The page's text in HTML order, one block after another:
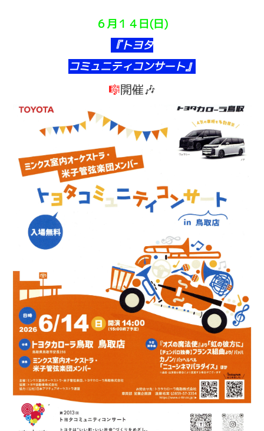
６月１４日(日)
『トヨタ
コミュニティコンサート』
🎼開催🎶